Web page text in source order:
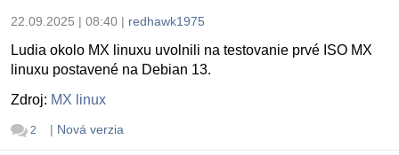
22.09.2025 | 08:40 | redhawk1975
Ludia okolo MX linuxu uvolnili na testovanie prvé ISO MX
linuxu postavené na Debian 13.
Zdroj: MX linux
2 | Nová verzia